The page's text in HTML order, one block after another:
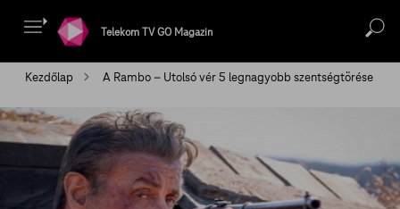
Telekom TV GO Magazin
Kezdőlap A Rambo – Utolsó vér 5 legnagyobb szentségtörése